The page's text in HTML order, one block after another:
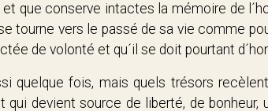
que conserve intactes la mémoire de
tourne vers le passé de sa vie comme
de volonté et qu´il se doit pourtant
quelque fois, mais quels trésors
devient source de liberté, de bonheur,